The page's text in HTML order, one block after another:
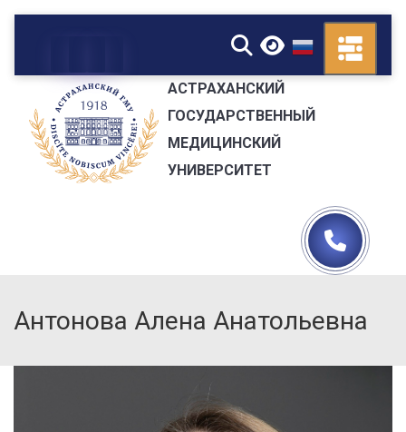
▼
АСТРАХАНСКИЙ
ГОСУДАРСТВЕННЫЙ
МЕДИЦИНСКИЙ
УНИВЕРСИТЕТ
Антонова Алена Анатольевна